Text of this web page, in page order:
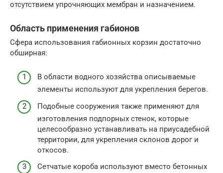
отсутствием упрочняющих мембран и назначением.
Область применения габионов
Сфера использования габионных корзин достаточно
обширная:
В области водного хозяйства описываемые
элементы используют для укрепления берегов.
Подобные сооружения также применяют для
изготовления подпорных стенок, которые
целесообразно устанавливать на приусадебной
территории, для укрепления склонов дорог и
откосов.
Сетчатые короба используют вместо бетонных